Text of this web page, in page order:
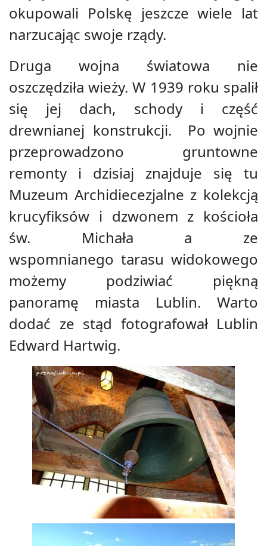
okupowali Polskę jeszcze wiele lat
narzucając swoje rządy.
Druga wojna światowa nie
oszczędziła wieży. W 1939 roku spalił
się jej dach, schody i część
drewnianej konstrukcji. Po wojnie
przeprowadzono gruntowne
remonty i dzisiaj znajduje się tu
Muzeum Archidiecezjalne z kolekcją
krucyfiksów i dzwonem z kościoła
św. Michała a ze
wspomnianego tarasu widokowego
możemy podziwiać piękną
panoramę miasta Lublin. Warto
dodać ze stąd fotografował Lublin
Edward Hartwig.